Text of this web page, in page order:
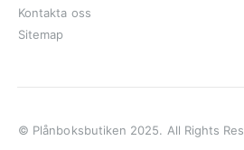
Kontakta oss
Sitemap
© Plånboksbutiken 2025. All Rights